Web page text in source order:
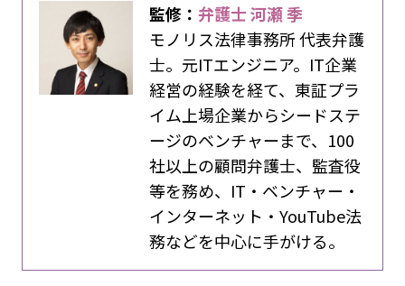
監修：弁護士 河瀬 季
モノリス法律事務所 代表弁護
士。元ITエンジニア。IT企業
経営の経験を経て、東証プラ
イム上場企業からシードステ
ージのベンチャーまで、100
社以上の顧問弁護士、監査役
等を務め、IT・ベンチャー・
インターネット・YouTube法
務などを中心に手がける。